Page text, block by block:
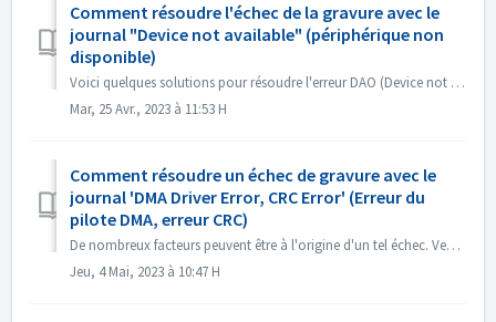
Comment résoudre l'échec de la gravure avec le
journal "Device not available" (périphérique non
disponible)
Voici quelques solutions pour résoudre l'erreur DAO (Device not available). Mettez à jour ou annulez le micrologiciel du pilote Ce problème survien...
Mar, 25 Avr., 2023 à 11:53 H
Comment résoudre un échec de gravure avec le
journal 'DMA Driver Error, CRC Error' (Erreur du
pilote DMA, erreur CRC)
De nombreux facteurs peuvent être à l'origine d'un tel échec. Veuillez essayer les méthodes suivantes : 1. Changez les câbles de données sur le ...
Jeu, 4 Mai, 2023 à 10:47 H